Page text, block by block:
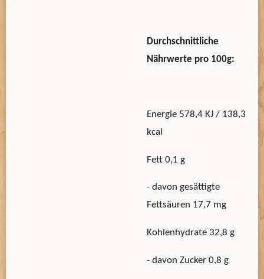
Durchschnittliche
Nährwerte pro 100g:
Energie 578,4 KJ / 138,3
kcal
Fett 0,1 g
- davon gesättigte
Fettsäuren 17,7 mg
Kohlenhydrate 32,8 g
- davon Zucker 0,8 g